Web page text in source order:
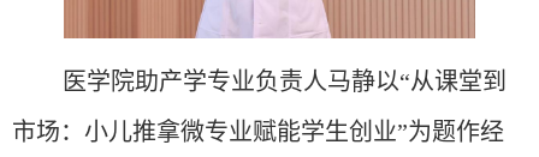
医学院助产学专业负责人马静以“从课堂到
市场：小儿推拿微专业赋能学生创业”为题作经